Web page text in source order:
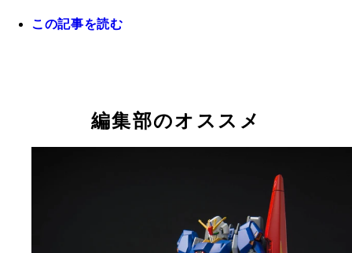
この記事を読む
編集部のオススメ